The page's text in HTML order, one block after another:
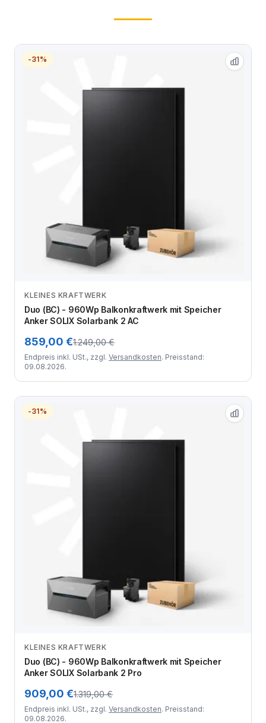
-31%
Zum Angebot
KLEINES KRAFTWERK
Duo (BC) - 960Wp Balkonkraftwerk mit Speicher
Anker SOLIX Solarbank 2 AC
859,00 €1.249,00 €
Endpreis inkl. USt., zzgl. Versandkosten. Preisstand:
09.08.2026.
-31%
Zum Angebot
KLEINES KRAFTWERK
Duo (BC) - 960Wp Balkonkraftwerk mit Speicher
Anker SOLIX Solarbank 2 Pro
909,00 €1.319,00 €
Endpreis inkl. USt., zzgl. Versandkosten. Preisstand:
09.08.2026.